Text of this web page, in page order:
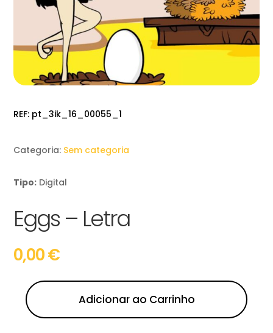
REF: pt_3ik_16_00055_1
Categoria: Sem categoria
Tipo: Digital
Eggs – Letra
0,00€
Adicionar ao Carrinho